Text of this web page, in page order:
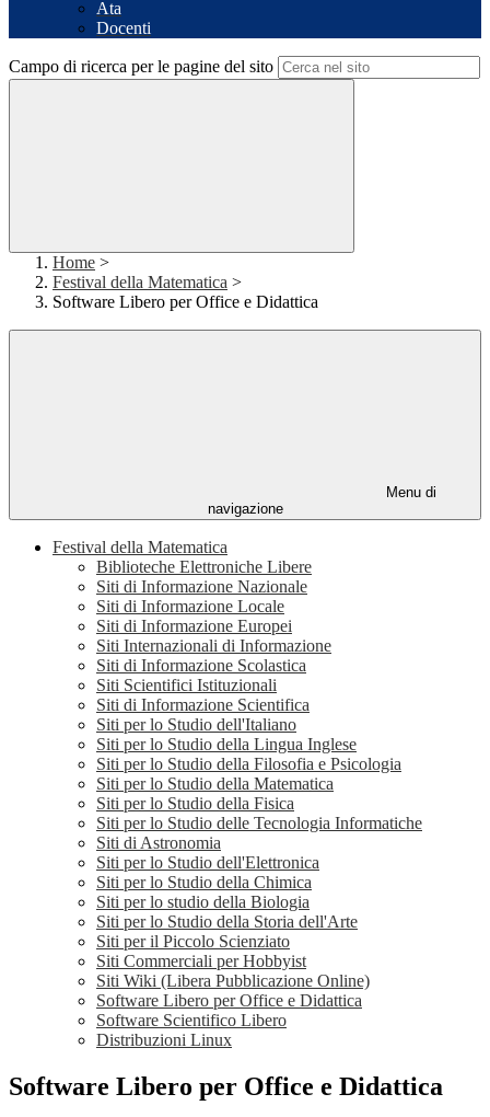
Ata
Docenti
Campo di ricerca per le pagine del sito
Home >
Festival della Matematica >
Software Libero per Office e Didattica
Menu di
navigazione
Festival della Matematica
Biblioteche Elettroniche Libere
Siti di Informazione Nazionale
Siti di Informazione Locale
Siti di Informazione Europei
Siti Internazionali di Informazione
Siti di Informazione Scolastica
Siti Scientifici Istituzionali
Siti di Informazione Scientifica
Siti per lo Studio dell'Italiano
Siti per lo Studio della Lingua Inglese
Siti per lo Studio della Filosofia e Psicologia
Siti per lo Studio della Matematica
Siti per lo Studio della Fisica
Siti per lo Studio delle Tecnologia Informatiche
Siti di Astronomia
Siti per lo Studio dell'Elettronica
Siti per lo Studio della Chimica
Siti per lo studio della Biologia
Siti per lo Studio della Storia dell'Arte
Siti per il Piccolo Scienziato
Siti Commerciali per Hobbyist
Siti Wiki (Libera Pubblicazione Online)
Software Libero per Office e Didattica
Software Scientifico Libero
Distribuzioni Linux
Software Libero per Office e Didattica